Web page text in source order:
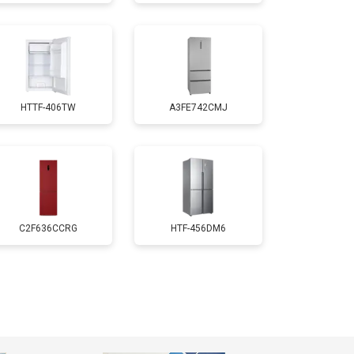
Заказать
2550 ₽
1700 ₽ Заказать
4750 ₽
3650 ₽
HTTF-406TW A3FE742CMJ
C2F636CCRG HTF-456DM6